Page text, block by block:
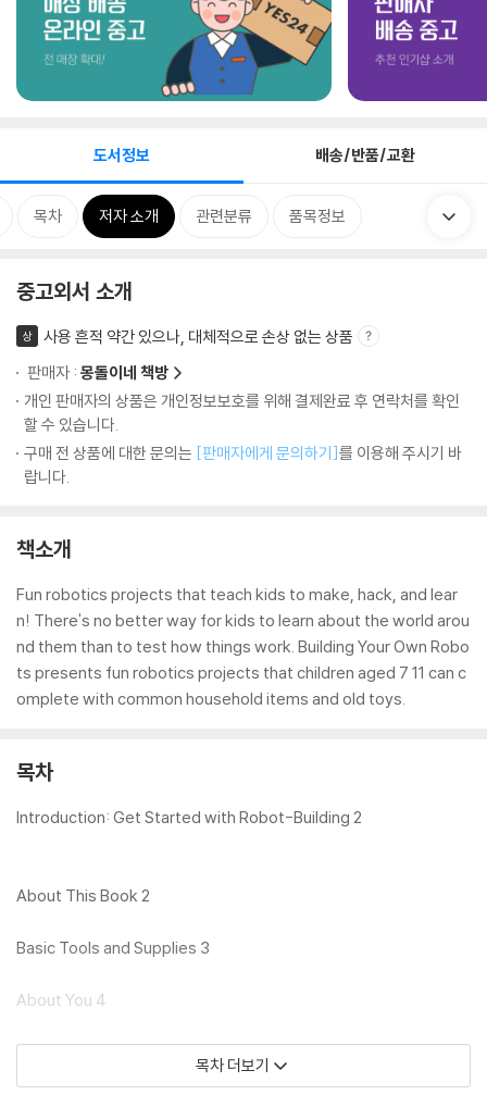
도서정보 배송/반품/교환
목차 저자 소개 관련분류 품목정보
중고외서 소개
상
사용 흔적 약간 있으나, 대체적으로 손상 없는 상품
판매자 : 몽돌이네 책방
개인 판매자의 상품은 개인정보보호를 위해 결제완료 후 연락처를 확인
할 수 있습니다.
구매 전 상품에 대한 문의는 [판매자에게 문의하기]를 이용해 주시기 바
랍니다.
책소개
Fun robotics projects that teach kids to make, hack, and lear
n! There's no better way for kids to learn about the world arou
nd them than to test how things work. Building Your Own Robo
ts presents fun robotics projects that children aged 7 11 can c
omplete with common household items and old toys.
목차
Introduction: Get Started with Robot-Building 2
About This Book 2
Basic Tools and Supplies 3
About You 4
For Parents 4
목차 더보기